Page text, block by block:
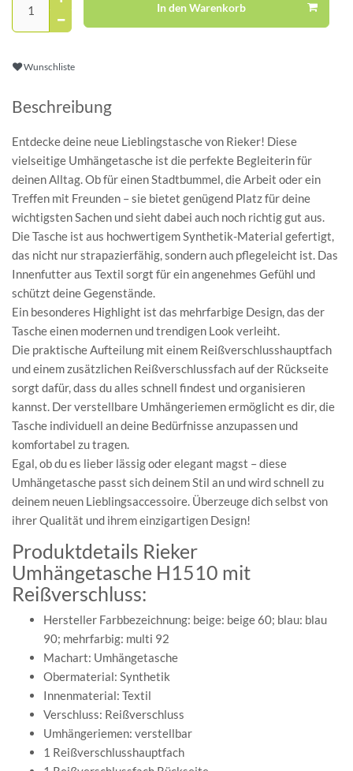
In den Warenkorb
Wunschliste
Beschreibung
Entdecke deine neue Lieblingstasche von Rieker! Diese
vielseitige Umhängetasche ist die perfekte Begleiterin für
deinen Alltag. Ob für einen Stadtbummel, die Arbeit oder ein
Treffen mit Freunden – sie bietet genügend Platz für deine
wichtigsten Sachen und sieht dabei auch noch richtig gut aus.
Die Tasche ist aus hochwertigem Synthetik-Material gefertigt,
das nicht nur strapazierfähig, sondern auch pflegeleicht ist. Das
Innenfutter aus Textil sorgt für ein angenehmes Gefühl und
schützt deine Gegenstände.
Ein besonderes Highlight ist das mehrfarbige Design, das der
Tasche einen modernen und trendigen Look verleiht.
Die praktische Aufteilung mit einem Reißverschlusshauptfach
und einem zusätzlichen Reißverschlussfach auf der Rückseite
sorgt dafür, dass du alles schnell findest und organisieren
kannst. Der verstellbare Umhängeriemen ermöglicht es dir, die
Tasche individuell an deine Bedürfnisse anzupassen und
komfortabel zu tragen.
Egal, ob du es lieber lässig oder elegant magst – diese
Umhängetasche passt sich deinem Stil an und wird schnell zu
deinem neuen Lieblingsaccessoire. Überzeuge dich selbst von
ihrer Qualität und ihrem einzigartigen Design!
Produktdetails Rieker
Umhängetasche H1510 mit
Reißverschluss:
Hersteller Farbbezeichnung: beige: beige 60; blau: blau
90; mehrfarbig: multi 92
Machart: Umhängetasche
Obermaterial: Synthetik
Innenmaterial: Textil
Verschluss: Reißverschluss
Umhängeriemen: verstellbar
1 Reißverschlusshauptfach